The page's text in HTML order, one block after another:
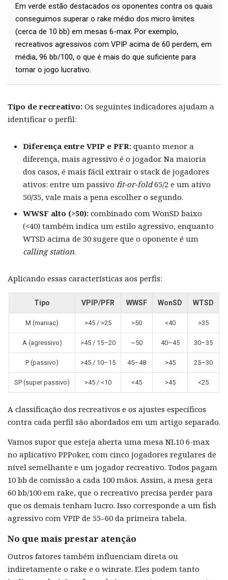
Em verde estão destacados os oponentes contra os quais
conseguimos superar o rake médio dos micro limites
(cerca de 10 bb) em mesas 6-max. Por exemplo,
recreativos agressivos com VPIP acima de 60 perdem, em
média, 96 bb/100, o que é mais do que suficiente para
tornar o jogo lucrativo.
Tipo de recreativo: Os seguintes indicadores ajudam a
identificar o perfil:
Diferença entre VPIP e PFR: quanto menor a
diferença, mais agressivo é o jogador. Na maioria
dos casos, é mais fácil extrair o stack de jogadores
ativos: entre um passivo fit-or-fold65/2 e um ativo
50/35, vale mais a pena escolher o segundo.
WWSF alto (>50): combinado com WonSD baixo
(<40) também indica um estilo agressivo, enquanto
WTSD acima de 30 sugere que o oponente é um
calling station.
Aplicando essas características aos perfis:
Tipo VPIP/PFR WWSF WonSD WTSD
M (maniac) >45 / >25 >50 <40 >35
A (agressivo) >45 / 15–20 ~50 40–45 30–35
P (passivo) >45 / 10–15 45–48 >45 25–30
SP (super passivo) >45 / <10 <45 >45 <25
A classificação dos recreativos e os ajustes específicos
contra cada perfil são abordados em um artigo separado.
Vamos supor que esteja aberta uma mesa NL10 6-max
no aplicativo PPPoker, com cinco jogadores regulares de
nível semelhante e um jogador recreativo. Todos pagam
10 bb de comissão a cada 100 mãos. Assim, a mesa gera
60 bb/100 em rake, que o recreativo precisa perder para
que os demais tenham lucro. Isso corresponde a um fish
agressivo com VPIP de 55–60 da primeira tabela.
No que mais prestar atenção
Outros fatores também influenciam direta ou
indiretamente o rake e o winrate. Eles podem tanto